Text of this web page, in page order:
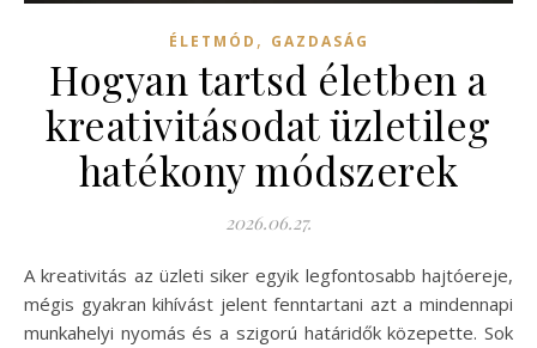
ÉLETMÓD , GAZDASÁG
Hogyan tartsd életben a
kreativitásodat üzletileg
hatékony módszerek
2026.06.27.
A kreativitás az üzleti siker egyik legfontosabb hajtóereje,
mégis gyakran kihívást jelent fenntartani azt a mindennapi
munkahelyi nyomás és a szigorú határidők közepette. Sok